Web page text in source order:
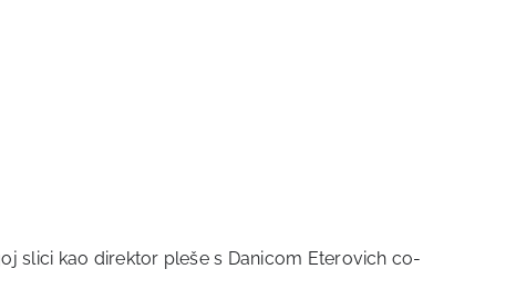
slici kao direktor pleše s Danicom Eterovich co-